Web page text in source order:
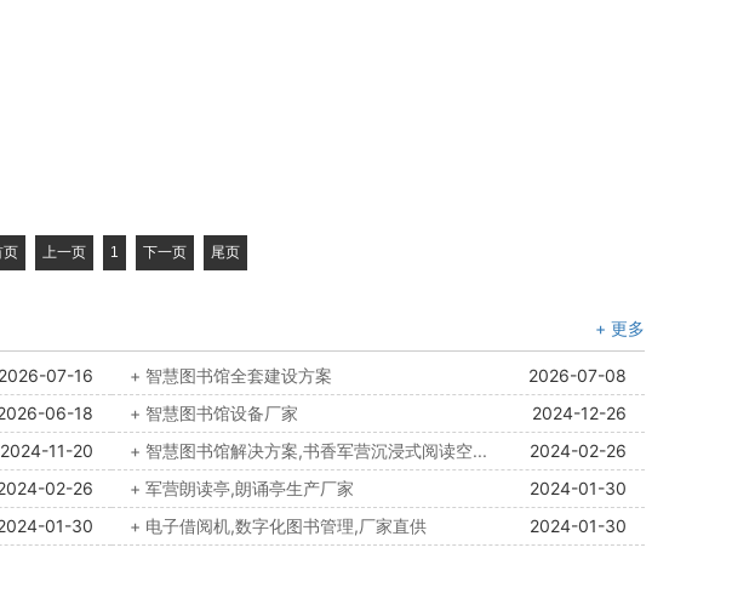
页 上一页 1 下一页 尾页
+ 更多
2026-07-16 + 智慧图书馆全套建设方案
2026-07-08
06-18 + 智慧图书馆设备厂家
2024-12-26
2024-11-20 + 智慧图书馆解决方案,书香军营沉浸式阅读空...
2024-02-26
02-26 + 军营朗读亭,朗诵亭生产厂家
2024-01-30
01-30 + 电子借阅机,数字化图书管理,厂家直供 2024-01-30